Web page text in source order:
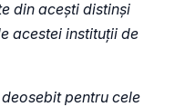
din acești distinși
acestei instituții de
pentru cele